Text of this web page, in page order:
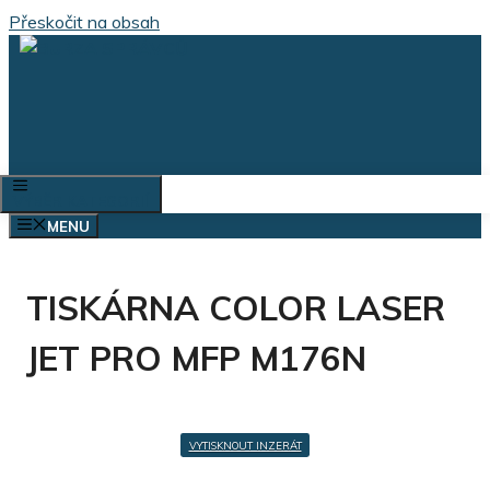
Přeskočit na obsah
MENU
TISKÁRNA COLOR LASER
JET PRO MFP M176N
VYTISKNOUT INZERÁT